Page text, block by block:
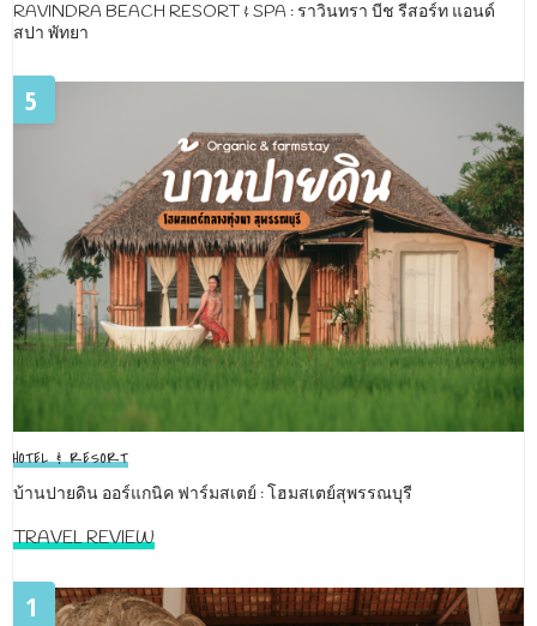
RAVINDRA BEACH RESORT & SPA : ราวินทรา บีช รีสอร์ท แอนด์
สปา พัทยา
5
HOTEL & RESORT
บ้านปายดิน ออร์แกนิค ฟาร์มสเตย์ : โฮมสเตย์สุพรรณบุรี
TRAVEL REVIEW
1